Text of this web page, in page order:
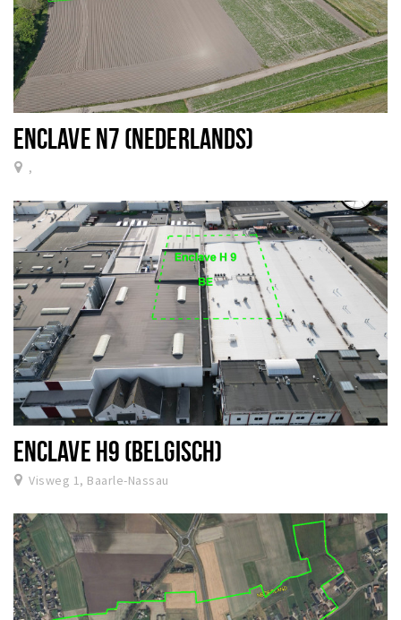
ENCLAVE N7 (NEDERLANDS)
,
ENCLAVE H9 (BELGISCH)
Visweg 1, Baarle-Nassau